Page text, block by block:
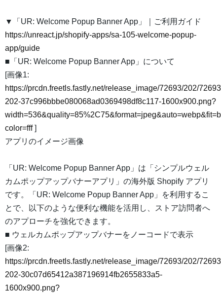
▼「UR: Welcome Popup Banner App」｜ご利用ガイド
https://unreact.jp/shopify-apps/sa-105-welcome-popup-
app/guide
■「UR: Welcome Popup Banner App」について
[画像1:
https://prcdn.freetls.fastly.net/release_image/72693/202/
202-37c996bbbe080068ad0369498df8c117-1600x900.png?
color=fff]
アプリのイメージ画像
「UR: Welcome Popup Banner App」は「シンプルウェル
カムポップアップバナーアプリ」の海外版 Shopify アプリ
です。「UR: Welcome Popup Banner App」を利用するこ
とで、以下のような便利な機能を活用し、ストア訪問者へ
のアプローチを強化できます。
■ ウェルカムポップアップバナーをノーコードで表示
[画像2:
https://prcdn.freetls.fastly.net/release_image/72693/202/
202-30c07d65412a387196914fb2655833a5-
1600x900.png?